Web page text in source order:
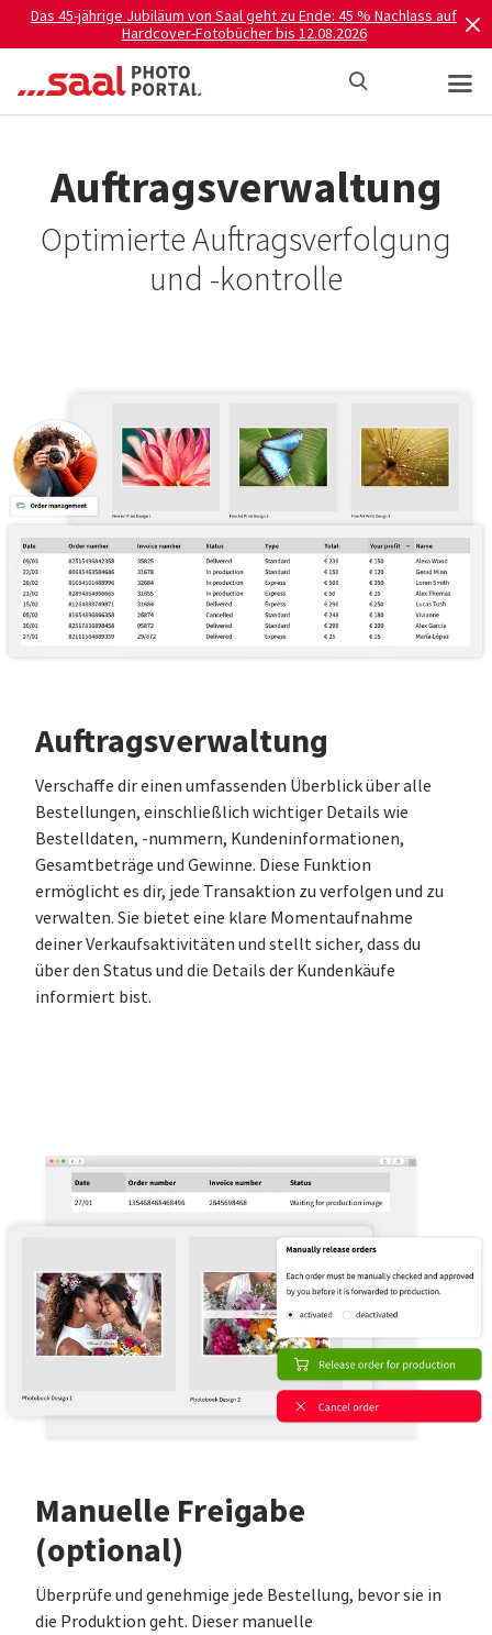
Das 45-jährige Jubiläum von Saal geht zu Ende: 45 % Nachlass auf
Hardcover-Fotobücher bis 12.08.2026
Auftragsverwaltung
Optimierte Auftragsverfolgung
und -kontrolle
Auftragsverwaltung
Verschaffe dir einen umfassenden Überblick über alle
Bestellungen, einschließlich wichtiger Details wie
Bestelldaten, -nummern, Kundeninformationen,
Gesamtbeträge und Gewinne. Diese Funktion
ermöglicht es dir, jede Transaktion zu verfolgen und zu
verwalten. Sie bietet eine klare Momentaufnahme
deiner Verkaufsaktivitäten und stellt sicher, dass du
über den Status und die Details der Kundenkäufe
informiert bist.
Manuelle Freigabe
(optional)
Überprüfe und genehmige jede Bestellung, bevor sie in
die Produktion geht. Dieser manuelle